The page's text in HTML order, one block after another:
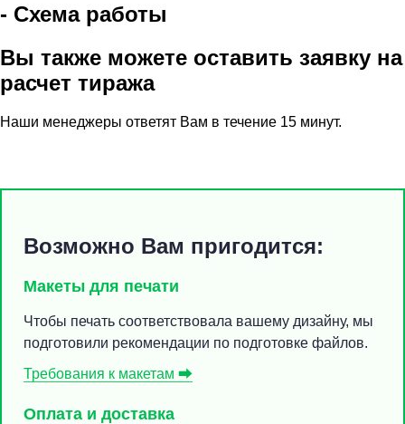
- Схема работы
Вы также можете оставить заявку на
расчет тиража
Наши менеджеры ответят Вам в течение 15 минут.
Возможно Вам пригодится:
Макеты для печати
Чтобы печать соответствовала вашему дизайну, мы
подготовили рекомендации по подготовке файлов.
Требования к макетам ⮕
Оплата и доставка